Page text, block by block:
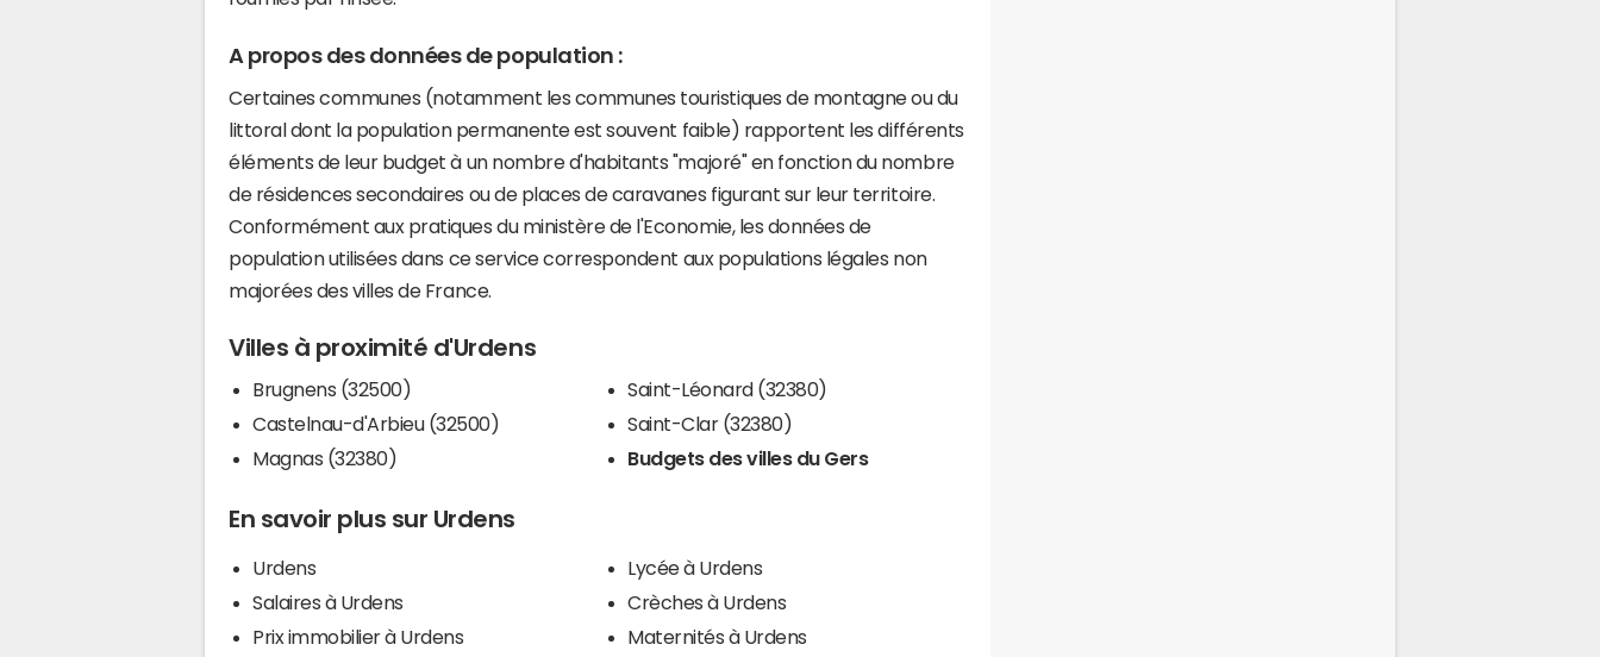
A propos des données de population :
Certaines communes (notamment les communes touristiques de montagne ou du
littoral dont la population permanente est souvent faible) rapportent les différents
éléments de leur budget à un nombre d'habitants "majoré" en fonction du nombre
de résidences secondaires ou de places de caravanes figurant sur leur territoire.
Conformément aux pratiques du ministère de l'Economie, les données de
population utilisées dans ce service correspondent aux populations légales non
majorées des villes de France.
Villes à proximité d'Urdens
Brugnens (32500)
Castelnau-d'Arbieu (32500)
Magnas (32380)
Saint-Léonard (32380)
Saint-Clar (32380)
Budgets des villes du Gers
En savoir plus sur Urdens
Urdens
Salaires à Urdens
Prix immobilier à Urdens
Lycée à Urdens
Crèches à Urdens
Maternités à Urdens